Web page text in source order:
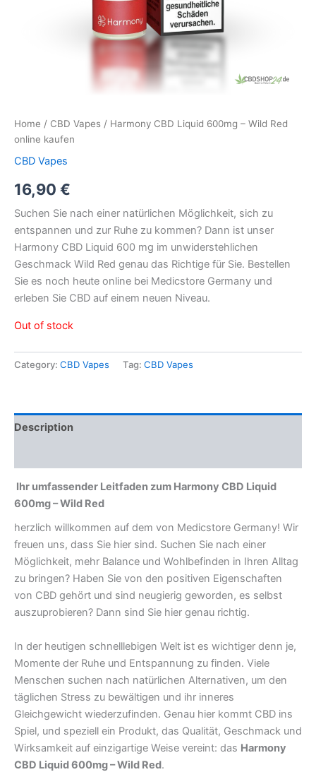
Home / CBD Vapes / Harmony CBD Liquid 600mg – Wild Red
online kaufen
CBD Vapes
16,90 €
Suchen Sie nach einer natürlichen Möglichkeit, sich zu
entspannen und zur Ruhe zu kommen? Dann ist unser
Harmony CBD Liquid 600 mg im unwiderstehlichen
Geschmack Wild Red genau das Richtige für Sie. Bestellen
Sie es noch heute online bei Medicstore Germany und
erleben Sie CBD auf einem neuen Niveau.
Out of stock
Category: CBD Vapes Tag: CBD Vapes
Description
Ihr umfassender Leitfaden zum Harmony CBD Liquid
600mg – Wild Red
herzlich willkommen auf dem von Medicstore Germany! Wir
freuen uns, dass Sie hier sind. Suchen Sie nach einer
Möglichkeit, mehr Balance und Wohlbefinden in Ihren Alltag
zu bringen? Haben Sie von den positiven Eigenschaften
von CBD gehört und sind neugierig geworden, es selbst
auszuprobieren? Dann sind Sie hier genau richtig.
In der heutigen schnelllebigen Welt ist es wichtiger denn je,
Momente der Ruhe und Entspannung zu finden. Viele
Menschen suchen nach natürlichen Alternativen, um den
täglichen Stress zu bewältigen und ihr inneres
Gleichgewicht wiederzufinden. Genau hier kommt CBD ins
Spiel, und speziell ein Produkt, das Qualität, Geschmack und
Wirksamkeit auf einzigartige Weise vereint: das Harmony
CBD Liquid 600mg – Wild Red.